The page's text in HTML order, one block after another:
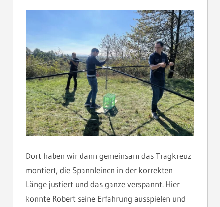
Dort haben wir dann gemeinsam das Tragkreuz
montiert, die Spannleinen in der korrekten
Länge justiert und das ganze verspannt. Hier
konnte Robert seine Erfahrung ausspielen und